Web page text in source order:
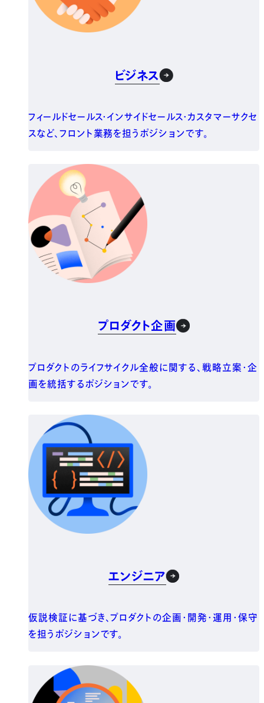
ビジネス
フィールドセールス・インサイドセールス・カスタマーサクセ
スなど、フロント業務を担うポジションです。
プロダクト企画
プロダクトのライフサイクル全般に関する、戦略立案・企
画を統括するポジションです。
エンジニア
仮説検証に基づき、プロダクトの企画・開発・運用・保守
を担うポジションです。